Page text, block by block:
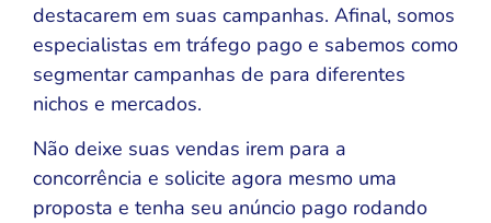
destacarem em suas campanhas. Afinal, somos
especialistas em tráfego pago e sabemos como
segmentar campanhas de para diferentes
nichos e mercados.
Não deixe suas vendas irem para a
concorrência e solicite agora mesmo uma
proposta e tenha seu anúncio pago rodando